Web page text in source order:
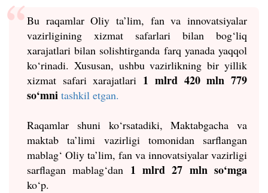
Bu raqamlar Oliy ta’lim, fan va innovatsiyalar
vazirligining xizmat safarlari bilan bog‘liq
xarajatlari bilan solishtirganda farq yanada yaqqol
ko‘rinadi. Xususan, ushbu vazirlikning bir yillik
xizmat safari xarajatlari 1 mlrd 420 mln 779
so‘mni tashkil etgan.
Raqamlar shuni ko‘rsatadiki, Maktabgacha va
maktab ta’limi vazirligi tomonidan sarflangan
mablag‘ Oliy ta’lim, fan va innovatsiyalar vazirligi
sarflagan mablag‘dan 1 mlrd 27 mln so‘mga
ko‘p.